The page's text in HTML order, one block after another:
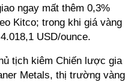
ngay mất thêm 0,3%
Kitco; trong khi giá vàng
USD/ounce.
tịch kiêm Chiến lược gia
Metals, thị trường vàng